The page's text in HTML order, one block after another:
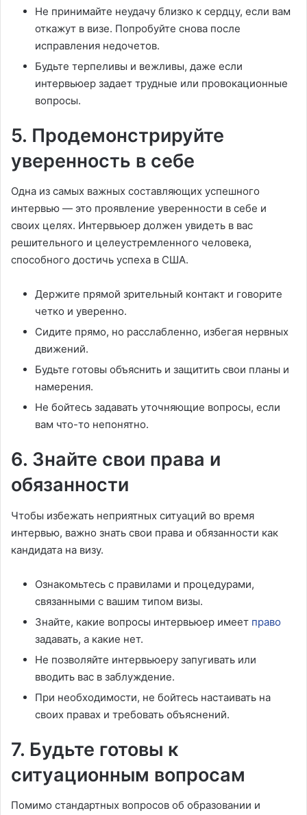
Не принимайте неудачу близко к сердцу, если вам
откажут в визе. Попробуйте снова после
исправления недочетов.
Будьте терпеливы и вежливы, даже если
интервьюер задает трудные или провокационные
вопросы.
5. Продемонстрируйте
уверенность в себе
Одна из самых важных составляющих успешного
интервью — это проявление уверенности в себе и
своих целях. Интервьюер должен увидеть в вас
решительного и целеустремленного человека,
способного достичь успеха в США.
Держите прямой зрительный контакт и говорите
четко и уверенно.
Сидите прямо, но расслабленно, избегая нервных
движений.
Будьте готовы объяснить и защитить свои планы и
намерения.
Не бойтесь задавать уточняющие вопросы, если
вам что-то непонятно.
6. Знайте свои права и
обязанности
Чтобы избежать неприятных ситуаций во время
интервью, важно знать свои права и обязанности как
кандидата на визу.
Ознакомьтесь с правилами и процедурами,
связанными с вашим типом визы.
Знайте, какие вопросы интервьюер имеет право
задавать, а какие нет.
Не позволяйте интервьюеру запугивать или
вводить вас в заблуждение.
При необходимости, не бойтесь настаивать на
своих правах и требовать объяснений.
7. Будьте готовы к
ситуационным вопросам
Помимо стандартных вопросов об образовании и